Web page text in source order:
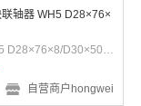
轴器 WH5 D28×76×
泊头东泽 WH5 D28×76×8/D30×50×8
自营商户hongwei